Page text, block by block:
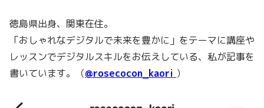
徳島県出身、関東在住。
「おしゃれなデジタルで未来を豊かに」をテーマに講座や
レッスンでデジタルスキルをお伝えしている、私が記事を
書いています。（@rosecocon_kaori ）